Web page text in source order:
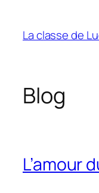
contenu
La classe de
Blog
L’amour